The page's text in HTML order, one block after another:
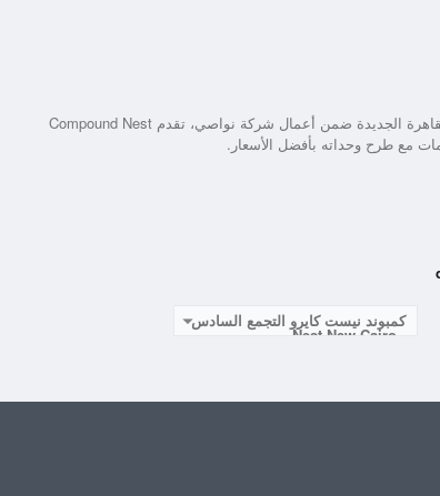
الجديدة ضمن أعمال شركة نواصي، تقدم Compound Nest
مع طرح وحداته بأفضل الأسعار.
كمبوند نيست كايرو التجمع السادس